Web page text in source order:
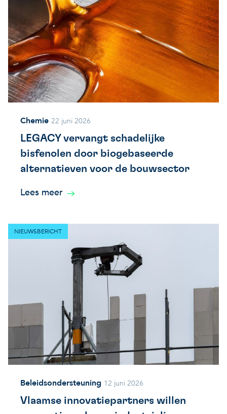
Chemie 22 juni 2026
LEGACY vervangt schadelijke
bisfenolen door biogebaseerde
alternatieven voor de bouwsector
Lees meer
NIEUWSBERICHT
Beleidsondersteuning 12 juni 2026
Vlaamse innovatiepartners willen